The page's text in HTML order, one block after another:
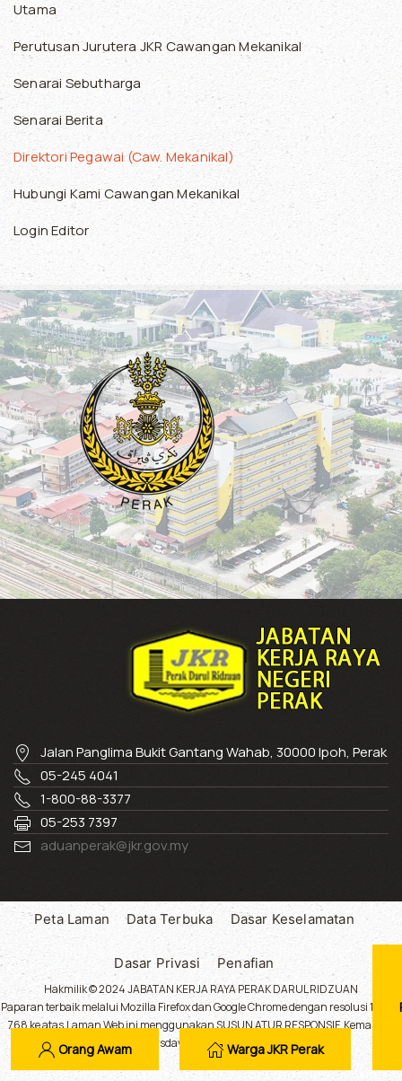
Utama
Perutusan Jurutera JKR Cawangan Mekanikal
Senarai Sebutharga
Senarai Berita
Direktori Pegawai (Caw. Mekanikal)
Hubungi Kami Cawangan Mekanikal
Login Editor
Orang Awam Warga JKR Perak
Jalan Panglima Bukit Gantang Wahab, 30000 Ipoh, Perak
05-245 4041
1-800-88-3377
05-253 7397
aduanperak@jkr.gov.my
Peta Laman Data Terbuka Dasar Keselamatan
Dasar Privasi Penafian
Hakmilik © 2024 JABATAN KERJA RAYA PERAK DARUL RIDZUAN
Paparan terbaik melalui Mozilla Firefox dan Google Chrome dengan resolusi 1024 x
768 ke atas.Laman Web ini menggunakan SUSUN ATUR RESPONSIF. Kemaskini
Terakhir : Thursday 06 August 2026, 12:47:54.